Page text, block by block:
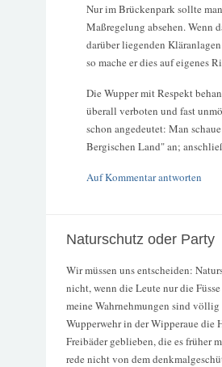
Nur im Brückenpark sollte
Maßregelung absehen. Wenn
darüber liegenden
so mache er dies auf eigenes
Die Wupper mit Respekt
überall verboten und fast
schon angedeutet: Man
Bergischen Land" an;
Auf Kommentar antworten
Naturschutz oder Party
Wir müssen uns entscheiden:
nicht, wenn die Leute nur die
meine Wahrnehmungen sind
Wupperwehr in der Wipperaue
Freibäder geblieben, die es früher
rede nicht von dem